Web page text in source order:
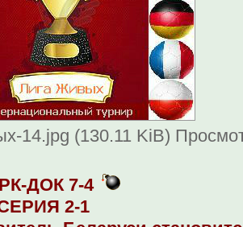
14.jpg (130.11 KiB)
ДОК 7-4
2-1